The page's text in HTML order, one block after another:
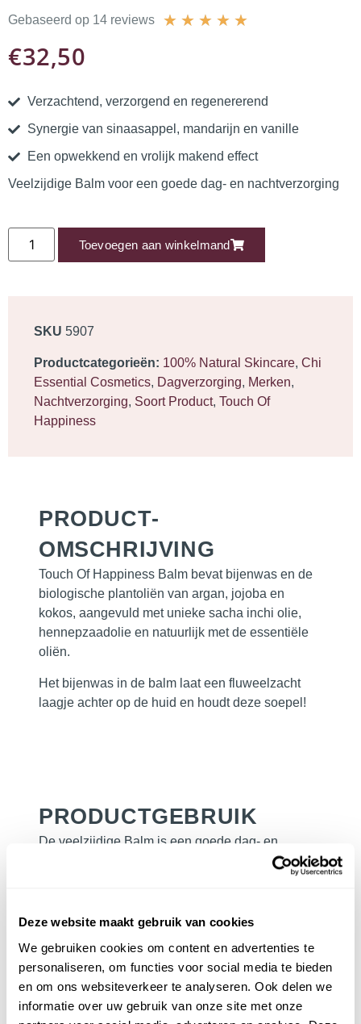
Deze website maakt gebruik van cookies
We gebruiken cookies om content en advertenties te
personaliseren, om functies voor social media te bieden
en om ons websiteverkeer te analyseren. Ook delen we
informatie over uw gebruik van onze site met onze
Gebaseerd op 14 reviews ★ ★ ★ ★ ★
€32,50
Verzachtend, verzorgend en regenererend
Synergie van sinaasappel, mandarijn en vanille
Een opwekkend en vrolijk makend effect
Veelzijdige Balm voor een goede dag- en nachtverzorging
Toevoegen aan winkelmand
SKU 5907
Productcategorieën: 100% Natural Skincare, Chi
Essential Cosmetics, Dagverzorging, Merken,
Nachtverzorging, Soort Product, Touch Of
Happiness
PRODUCT­
OMSCHRIJVING
Touch Of Happiness Balm bevat bijenwas en de
biologische plantoliën van argan, jojoba en
kokos, aangevuld met unieke sacha inchi olie,
hennepzaadolie en natuurlijk met de essentiële
oliën.
Het bijenwas in de balm laat een fluweelzacht
laagje achter op de huid en houdt deze soepel!
PRODUCTGEBRUIK
De veelzijdige Balm is een goede dag- en
nachtverzorging en kan samen met de Lotion op
de huid aangebracht worden. Voeg hiervoor 1 tot
grootte van een speldenknop. De Balm is zuinig
gebruikt.